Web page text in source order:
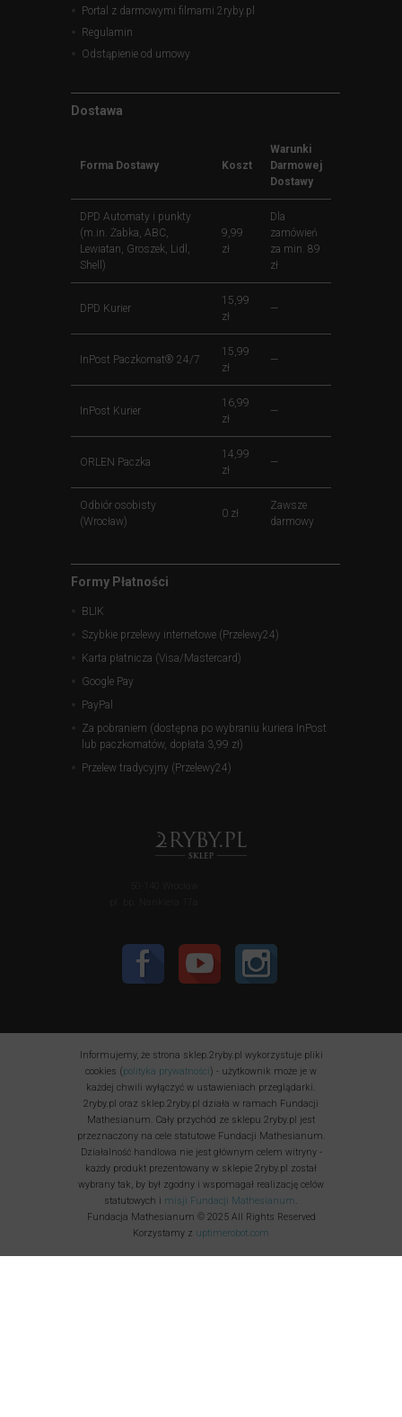
Portal z darmowymi filmami 2ryby.pl
Regulamin
Odstąpienie od umowy
Dostawa
Forma Dostawy Koszt
Warunki
Darmowej
Dostawy
DPD Automaty i punkty
(m.in. Żabka, ABC,
Lewiatan, Groszek, Lidl,
Shell)
9,99
zł
Dla
zamówień
za min. 89
zł
DPD Kurier
15,99
zł
—
InPost Paczkomat® 24/7
15,99
zł
—
InPost Kurier
16,99
zł
—
ORLEN Paczka
14,99
zł
—
Odbiór osobisty
(Wrocław)
0 zł
Zawsze
darmowy
Formy Płatności
BLIK
Szybkie przelewy internetowe (Przelewy24)
Karta płatnicza (Visa/Mastercard)
Google Pay
PayPal
Za pobraniem (dostępna po wybraniu kuriera InPost
lub paczkomatów, dopłata 3,99 zł)
Przelew tradycyjny (Przelewy24)
Informujemy, że strona sklep.2ryby.pl wykorzystuje pliki
cookies (polityka prywatności) - użytkownik może je w
każdej chwili wyłączyć w ustawieniach przeglądarki.
2ryby.pl oraz sklep.2ryby.pl działa w ramach Fundacji
Mathesianum. Cały przychód ze sklepu 2ryby.pl jest
przeznaczony na cele statutowe Fundacji Mathesianum.
Działalność handlowa nie jest głównym celem witryny -
każdy produkt prezentowany w sklepie 2ryby.pl został
wybrany tak, by był zgodny i wspomagał realizację celów
statutowych i misji Fundacji Mathesianum.
Fundacja Mathesianum © 2025 All Rights Reserved
Korzystamy z uptimerobot.com